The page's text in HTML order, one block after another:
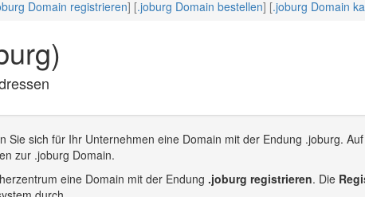
Domain registrieren] [.joburg Domain bestellen] [.joburg Domain
Sie sich für Ihr Unternehmen eine Domain mit der Endung .joburg.
zur .joburg Domain.
eine Domain mit der Endung .joburg registrieren. Die